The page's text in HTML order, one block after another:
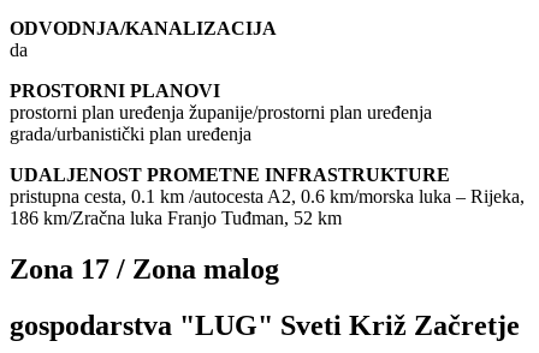
ODVODNJA/KANALIZACIJA
da
PROSTORNI PLANOVI
prostorni plan uređenja županije/prostorni plan uređenja
grada/urbanistički plan uređenja
UDALJENOST PROMETNE INFRASTRUKTURE
pristupna cesta, 0.1 km /autocesta A2, 0.6 km/morska luka – Rijeka,
186 km/Zračna luka Franjo Tuđman, 52 km
Zona 17 / Zona malog
gospodarstva "LUG" Sveti Križ Začretje